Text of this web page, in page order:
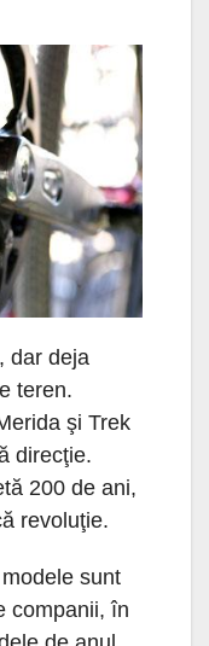
dar deja
teren.
şi Trek
direcţie.
200 de ani,
revoluţie.
sunt
companii, în